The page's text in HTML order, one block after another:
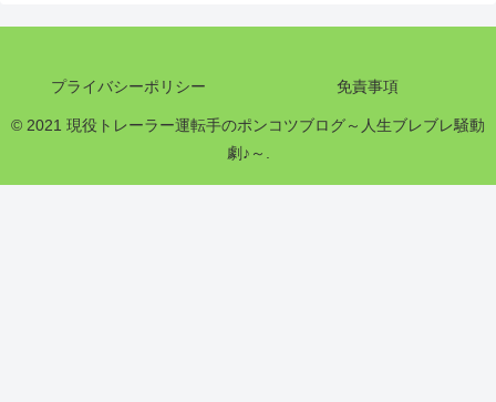
プライバシーポリシー 免責事項
© 2021 現役トレーラー運転手のポンコツブログ～人生ブレブレ騒動
劇♪～.